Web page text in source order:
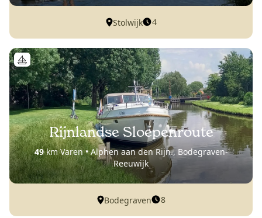
Stolwijk 4
Rijnlandse Sloepenroute
49km Varen • Alphen aan den Rijn., Bodegraven-
Reeuwijk
Bodegraven 8